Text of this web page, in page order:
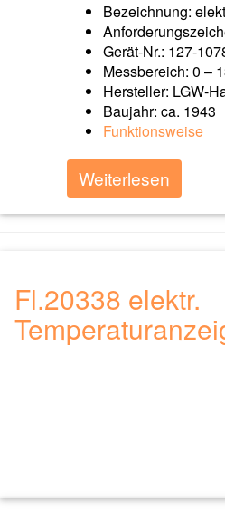
Bezeichnung:
Gerät-Nr.: 127-
Messbereich: 0 –
Hersteller: LGW-
Baujahr: ca. 1943
Funktionsweise
Weiterlesen
Fl.20338 elektr.